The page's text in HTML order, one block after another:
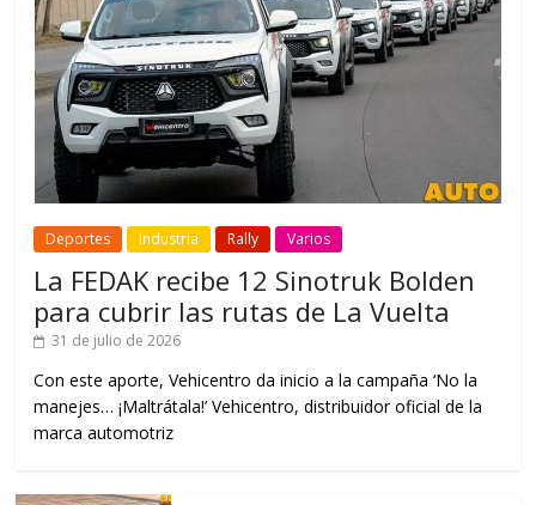
Deportes Industria Rally Varios
La FEDAK recibe 12 Sinotruk Bolden
para cubrir las rutas de La Vuelta
31 de julio de 2026
Con este aporte, Vehicentro da inicio a la campaña ‘No la
manejes… ¡Maltrátala!’ Vehicentro, distribuidor oficial de la
marca automotriz